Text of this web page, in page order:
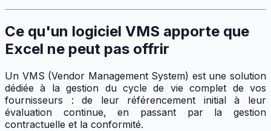
Ce qu'un logiciel VMS apporte que
Excel ne peut pas offrir
Un VMS (Vendor Management System) est une solution
dédiée à la gestion du cycle de vie complet de vos
fournisseurs : de leur référencement initial à leur
évaluation continue, en passant par la gestion
contractuelle et la conformité.